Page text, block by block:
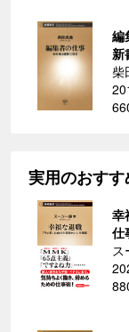
編
新
柴
実用のおす
幸
仕